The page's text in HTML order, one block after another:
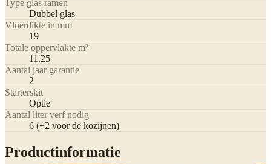
Type glas ramen
Dubbel glas
Vloerdikte in mm
19
Totale oppervlakte m²
11.25
Aantal jaar garantie
2
Starterskit
Optie
Aantal liter verf nodig
6 (+2 voor de kozijnen)
Productinformatie